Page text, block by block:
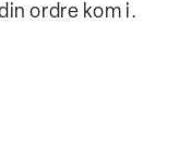
ordre kom i.